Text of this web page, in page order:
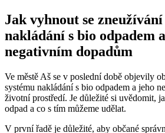
Jak vyhnout se zneužívání
nakládání s bio odpadem
negativním dopadům
Ve ⁣městě Aš se v poslední době objevily
systému nakládání s bio odpadem ‌a jeho
životní prostředí. Je důležité si ‌uvědomit,
odpad a co s tím můžeme udělat.
V ⁢první řadě​ je důležité, aby​ občané